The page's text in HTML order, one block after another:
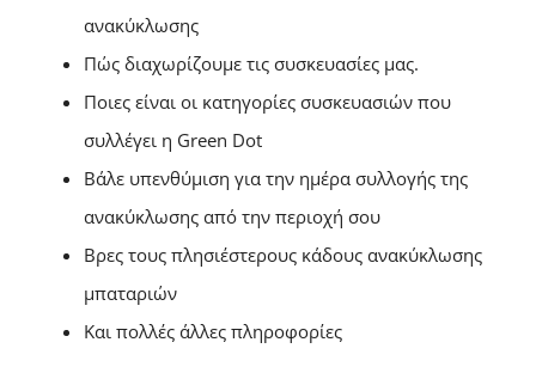
ανακύκλωσης
Πώς διαχωρίζουμε τις συσκευασίες μας.
Ποιες είναι οι κατηγορίες συσκευασιών που
συλλέγει η Green Dot
Βάλε υπενθύμιση για την ημέρα συλλογής της
ανακύκλωσης από την περιοχή σου
Βρες τους πλησιέστερους κάδους ανακύκλωσης
μπαταριών
Και πολλές άλλες πληροφορίες